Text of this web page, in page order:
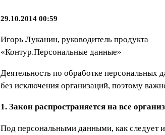
29.10.2014 00:59
Игорь Луканин, руководитель продукта
«Контур.Персональные данные»
Деятельность по обработке
без исключения организаций, поэтому
1. Закон распространяется на все
Под персональными данными, как